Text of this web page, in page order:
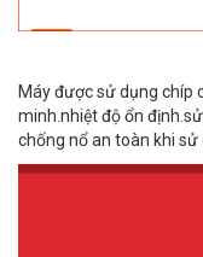
Máy được sử dụng chíp
minh.nhiệt độ ổn
chống nổ an toàn khi sử